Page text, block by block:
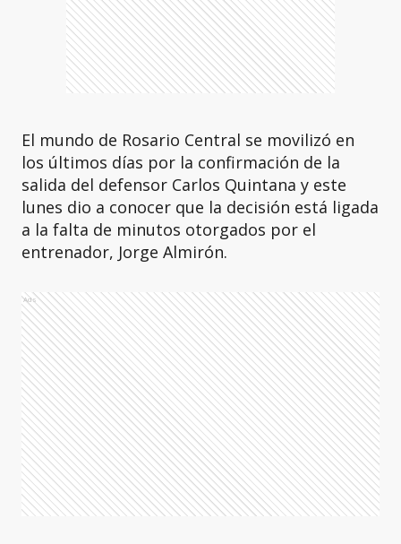
El mundo de Rosario Central se movilizó en
los últimos días por la confirmación de la
salida del defensor Carlos Quintana y este
lunes dio a conocer que la decisión está ligada
a la falta de minutos otorgados por el
entrenador, Jorge Almirón.
Ads